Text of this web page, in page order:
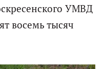
УМВД
восемь тысяч